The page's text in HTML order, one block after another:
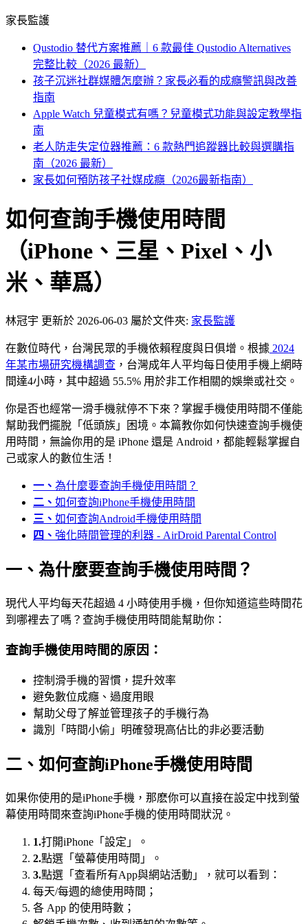
家長監護
Qustodio 替代方案推薦｜6 款最佳 Qustodio Alternatives
完整比較（2026 最新）
孩子沉迷社群媒體怎麼辦？家長必看的成癮警訊與改善
指南
Apple Watch 兒童模式有嗎？兒童模式功能與設定教學指
南
老人防走失定位器推薦：6 款熱門追蹤器比較與選購指
南（2026 最新）
家長如何預防孩子社媒成癮（2026最新指南）
如何查詢手機使用時間
（iPhone、三星、Pixel、小
米、華爲）
林冠宇 更新於 2026-06-03 屬於文件夾: 家長監護
在數位時代，台灣民眾的手機依賴程度與日俱增。根據 2024
年某市場研究機構調查 ，台灣成年人平均每日使用手機上網時
間達4小時，其中超過 55.5% 用於非工作相關的娛樂或社交。
你是否也經常一滑手機就停不下來？掌握手機使用時間不僅能
幫助我們擺脫「低頭族」困境。本篇教你如何快速查詢手機使
用時間，無論你用的是 iPhone 還是 Android，都能輕鬆掌握自
己或家人的數位生活！
一、 為什麼要查詢手機使用時間？
二、 如何查詢iPhone手機使用時間
三、 如何查詢Android手機使用時間
四、 強化時間管理的利器 - AirDroid Parental Control
一、為什麼要查詢手機使用時間？
現代人平均每天花超過 4 小時使用手機，但你知道這些時間花
到哪裡去了嗎？查詢手機使用時間能幫助你：
查詢手機使用時間的原因：
控制滑手機的習慣，提升效率
避免數位成癮、過度用眼
幫助父母了解並管理孩子的手機行為
識別「時間小偷」明確發現高佔比的非必要活動
二、如何查詢iPhone手機使用時間
如果你使用的是iPhone手機，那麽你可以直接在設定中找到螢
幕使用時間來查詢iPhone手機的使用時間狀況。
1.打開iPhone「設定」。
2.點選「螢幕使用時間」。
3.點選「查看所有App與網站活動」，就可以看到：
每天/每週的總使用時間；
各 App 的使用時數；